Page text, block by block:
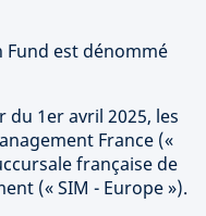
est dénommé
1er avril 2025, les
France («
française de
(« SIM - Europe »).